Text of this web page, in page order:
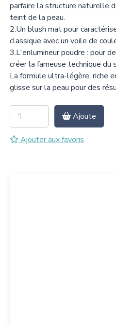
parfaire la structure naturelle
teint de la peau.
2.Un blush mat pour
classique avec un voile de
3.L'enlumineur poudre : pour
créer la fameuse technique du
La formule ultra-légère, riche
glisse sur la peau pour des
Ajoute
Ajouter aux favoris